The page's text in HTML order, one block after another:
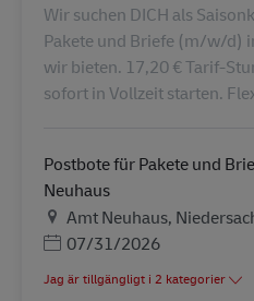
Wir suchen DICH als
Pakete und Briefe (m/w/d)
wir bieten. 17,20 € Tarif-
sofort in Vollzeit starten.
Postbote für Pakete und
Neuhaus
PlatsAmt Neuhaus,
Posted Date
07/31/2026
Jag är tillgängligt i 2 kategorier